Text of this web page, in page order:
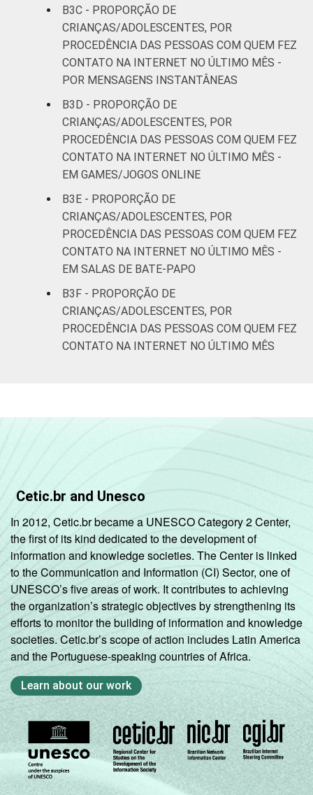
B3C - PROPORÇÃO DE
CRIANÇAS/ADOLESCENTES, POR
PROCEDÊNCIA DAS PESSOAS COM QUEM FEZ
CONTATO NA INTERNET NO ÚLTIMO MÊS -
POR MENSAGENS INSTANTÂNEAS
B3D - PROPORÇÃO DE
CRIANÇAS/ADOLESCENTES, POR
PROCEDÊNCIA DAS PESSOAS COM QUEM FEZ
CONTATO NA INTERNET NO ÚLTIMO MÊS -
EM GAMES/JOGOS ONLINE
B3E - PROPORÇÃO DE
CRIANÇAS/ADOLESCENTES, POR
PROCEDÊNCIA DAS PESSOAS COM QUEM FEZ
CONTATO NA INTERNET NO ÚLTIMO MÊS -
EM SALAS DE BATE-PAPO
B3F - PROPORÇÃO DE
CRIANÇAS/ADOLESCENTES, POR
PROCEDÊNCIA DAS PESSOAS COM QUEM FEZ
CONTATO NA INTERNET NO ÚLTIMO MÊS
Cetic.br and Unesco
In 2012, Cetic.br became a UNESCO Category 2 Center,
the first of its kind dedicated to the development of
information and knowledge societies. The Center is linked
to the Communication and Information (CI) Sector, one of
UNESCO’s five areas of work. It contributes to achieving
the organization’s strategic objectives by strengthening its
efforts to monitor the building of information and knowledge
societies. Cetic.br’s scope of action includes Latin America
and the Portuguese-speaking countries of Africa.
Learn about our work